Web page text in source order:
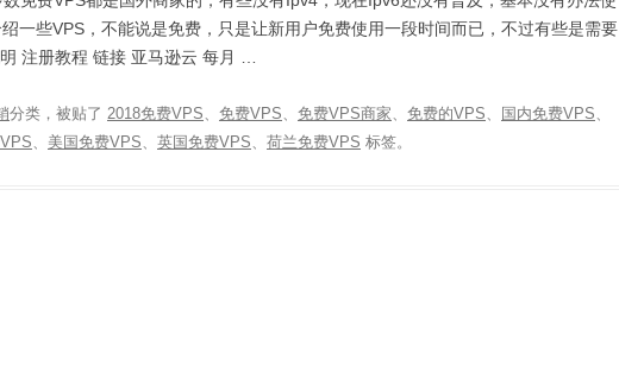
一些VPS，不能说是免费，只是让新用户免费使用一段时间而已，不过有些是需要
注册教程 链接 亚马逊云 每月 …
分类，被贴了 2018免费VPS、 免费VPS、 免费VPS商家、 免费的VPS、 国内免费VPS、
、 美国免费VPS、 英国免费VPS、 荷兰免费VPS 标签。